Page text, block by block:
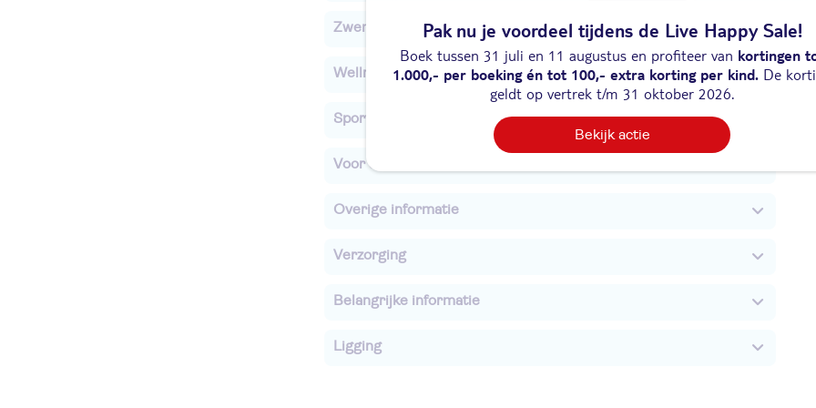
Zwembaden
Wellness
Sport & Activiteiten
Voor de kinderen
Overige informatie
Verzorging
Belangrijke informatie
Ligging
Pak nu je voordeel tijdens de Live Happy Sale!
Boek tussen 31 juli en 11 augustus en profiteer van kortingen
1.000,- per boeking én tot 100,- extra korting per kind. De
geldt op vertrek t/m 31 oktober 2026.
Bekijk actie